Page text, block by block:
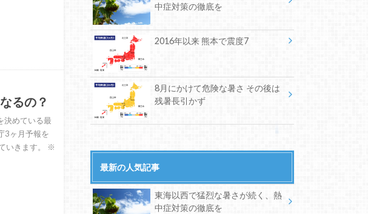
るの？
決めている最
3ヶ月予報を
いきます。 ※
中症対策の徹底を
2016年以来 熊本で震度7
8月にかけて危険な暑さ その後は
残暑長引かず
最新の人気記事
東海以西で猛烈な暑さが続く、熱
中症対策の徹底を